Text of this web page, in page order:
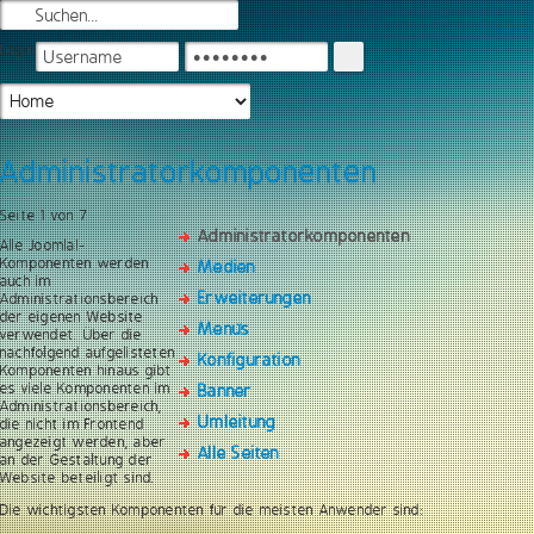
Login
Administratorkomponenten
Administratorkomponenten
Medien
Erweiterungen
Menüs
Konfiguration
Banner
Umleitung
Alle Seiten
Seite 1 von 7
Alle Joomla!-
Komponenten werden
auch im
Administrationsbereich
der eigenen Website
verwendet. Über die
nachfolgend aufgelisteten
Komponenten hinaus gibt
es viele Komponenten im
Administrationsbereich,
die nicht im Frontend
angezeigt werden, aber
an der Gestaltung der
Website beteiligt sind.
Die wichtigsten Komponenten für die meisten Anwender sind: